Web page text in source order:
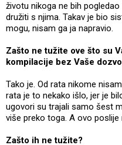
životu nikoga ne bih
družiti s njima. Takav je bio
mogu, nisam ga ja napravio.
Zašto ne tužite ove što su
kompilacije bez Vaše
Tako je. Od rata nikome
rata je to nekako išlo, jer je
ugovori su trajali samo šest
više preko toga. A ovo
Zašto ih ne tužite?